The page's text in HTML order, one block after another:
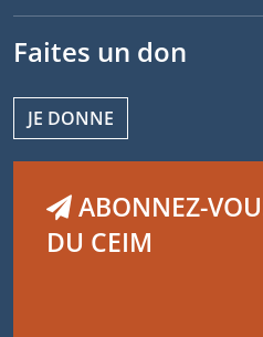
Faites un don
JE DONNE
ABONNEZ-
DU CEIM